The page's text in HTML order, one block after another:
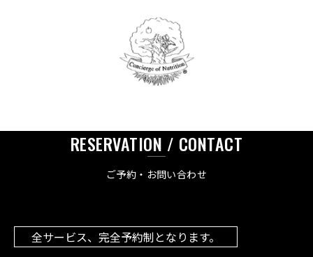
RESERVATION / CONTACT
ご予約・お問い合わせ
全サービス、完全予約制となります。